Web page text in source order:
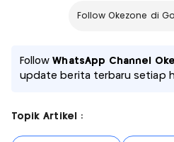
Follow Okezone di
FollowWhatsApp Channel
update berita terbaru setiap
Topik Artikel :